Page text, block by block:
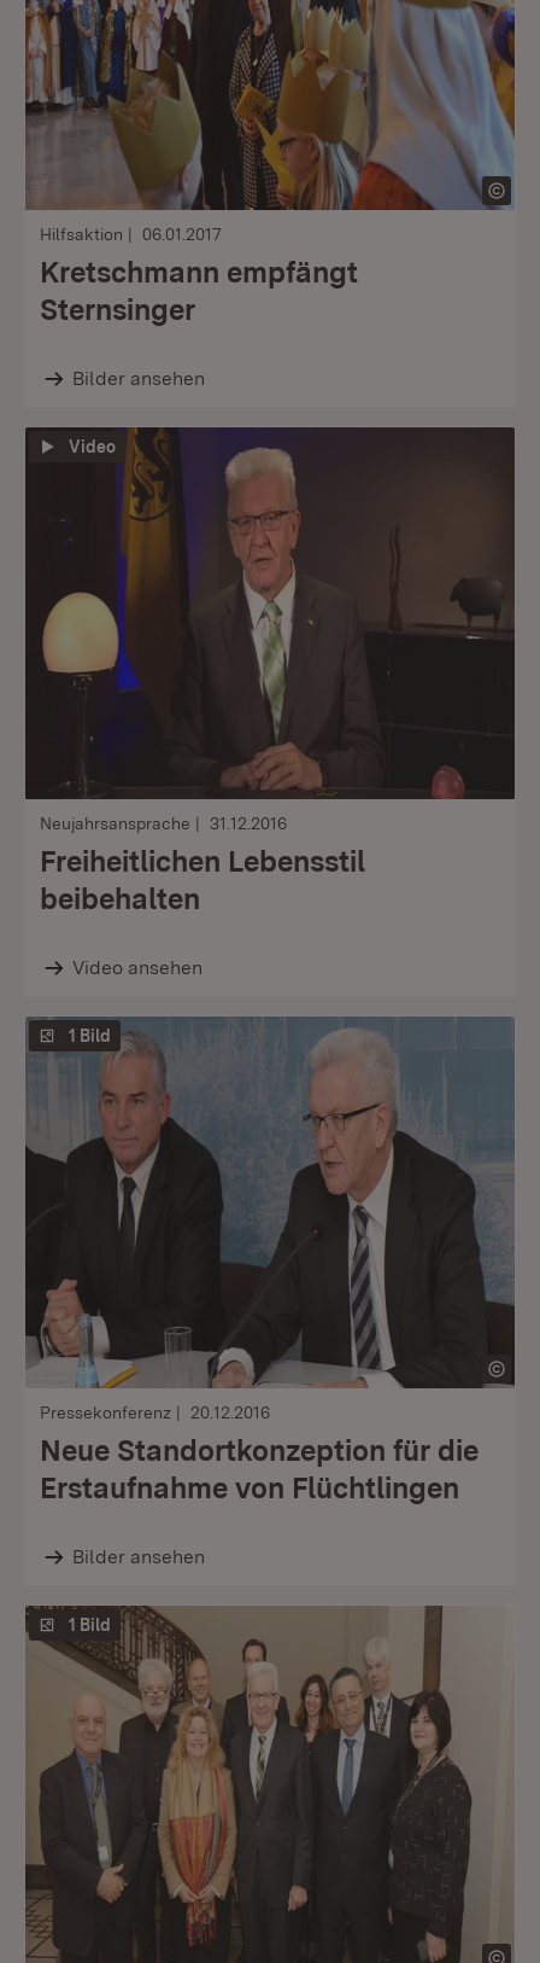
Hilfsaktion 06.01.2017
Kretschmann empfängt
Sternsinger
Bilder ansehen
Video
Neujahrsansprache 31.12.2016
Freiheitlichen Lebensstil
beibehalten
Video ansehen
1 Bild
Pressekonferenz 20.12.2016
Neue Standortkonzeption für die
Erstaufnahme von Flüchtlingen
Bilder ansehen
1 Bild